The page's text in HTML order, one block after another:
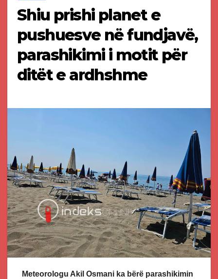
Shiu prishi planet e
pushuesve në fundjavë,
parashikimi i motit për
ditët e ardhshme
Meteorologu Akil Osmani ka bërë parashikimin